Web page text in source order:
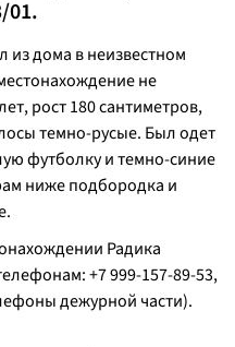
01.
из дома в неизвестном
не
рост 180 сантиметров,
темно-русые. Был одет
футболку и темно-синие
ниже подбородка и
Радика
+7 999-157-89-53,
дежурной части).